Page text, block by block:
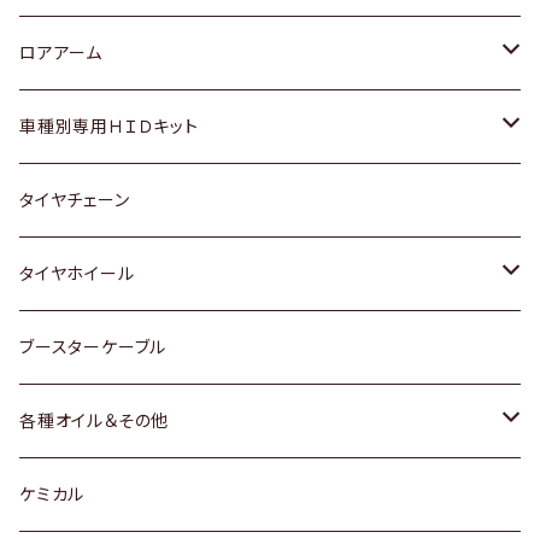
ダイハツ
マツダ
三菱
スバル
レクサス
日産
ダイハツ
マツダ
三菱
スバル
スズキ
日産
いすゞ
ダイハツ
マツダ
三菱
スバル
ホンダ
スズキ
日産
ダイハツ
スバル
トヨタ
ホンダ
スズキ
日産
ダイハツ
マツダ
ロアアーム
ホンダ
スズキ
日産
ダイハツ
マツダ
スバル
車種別専用ＨＩＤキット
トヨタ
マツダ
タイヤチェーン
タイヤホイール
トヨタ
ホンダ
スズキ
ブースターケーブル
各種オイル＆その他
ディーデル洗浄添加剤
ケミカル